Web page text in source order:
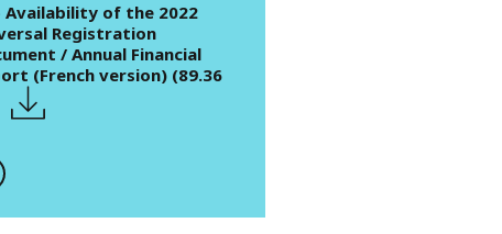
Availability of the 2022
Registration
/ Annual Financial
(French version) (89.36